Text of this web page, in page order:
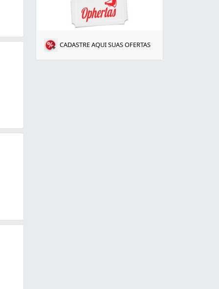
CADASTRE AQUI SUAS OFERTAS